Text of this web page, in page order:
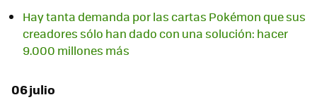
Hay tanta demanda por las cartas Pokémon que sus
creadores sólo han dado con una solución: hacer
9.000 millones más
06 julio